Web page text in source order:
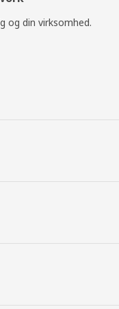
og din virksomhed.